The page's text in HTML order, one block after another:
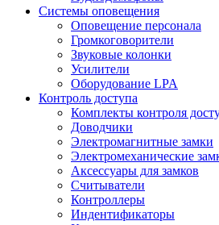
Системы оповещения
Оповещение персонала
Громкоговорители
Звуковые колонки
Усилители
Оборудование LPA
Контроль доступа
Комплекты контроля
Доводчики
Электромагнитные замки
Электромеханические
Аксессуары для замков
Считыватели
Контроллеры
Индентификаторы